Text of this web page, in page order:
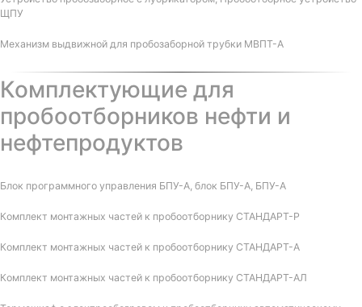
ЩПУ
Механизм выдвижной для пробозаборной трубки МВПТ-А
Комплектующие для
пробоотборников нефти и
нефтепродуктов
Блок программного управления БПУ-А, блок БПУ-А, БПУ-А
Комплект монтажных частей к пробоотборнику СТАНДАРТ-Р
Комплект монтажных частей к пробоотборнику СТАНДАРТ-А
Комплект монтажных частей к пробоотборнику СТАНДАРТ-АЛ